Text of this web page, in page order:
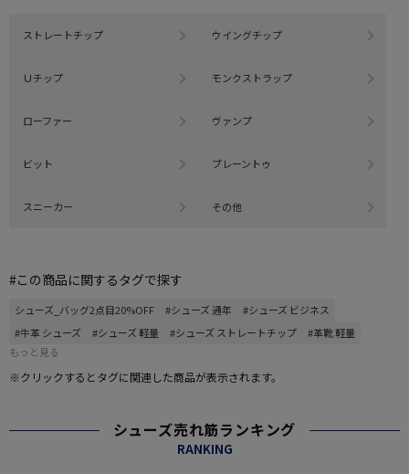
ストレートチップ ウイングチップ
Ｕチップ モンクストラップ
ローファー ヴァンプ
ビット プレーントゥ
スニーカー その他
#この商品に関するタグで探す
シューズ_バッグ2点目20%OFF #シューズ 通年
#シューズ ビジネス
#牛革 シューズ
#シューズ 軽量 #シューズ ストレートチップ
#革靴 軽量
もっと見る
※クリックするとタグに関連した商品が表示されます。
シューズ売れ筋ランキング
RANKING